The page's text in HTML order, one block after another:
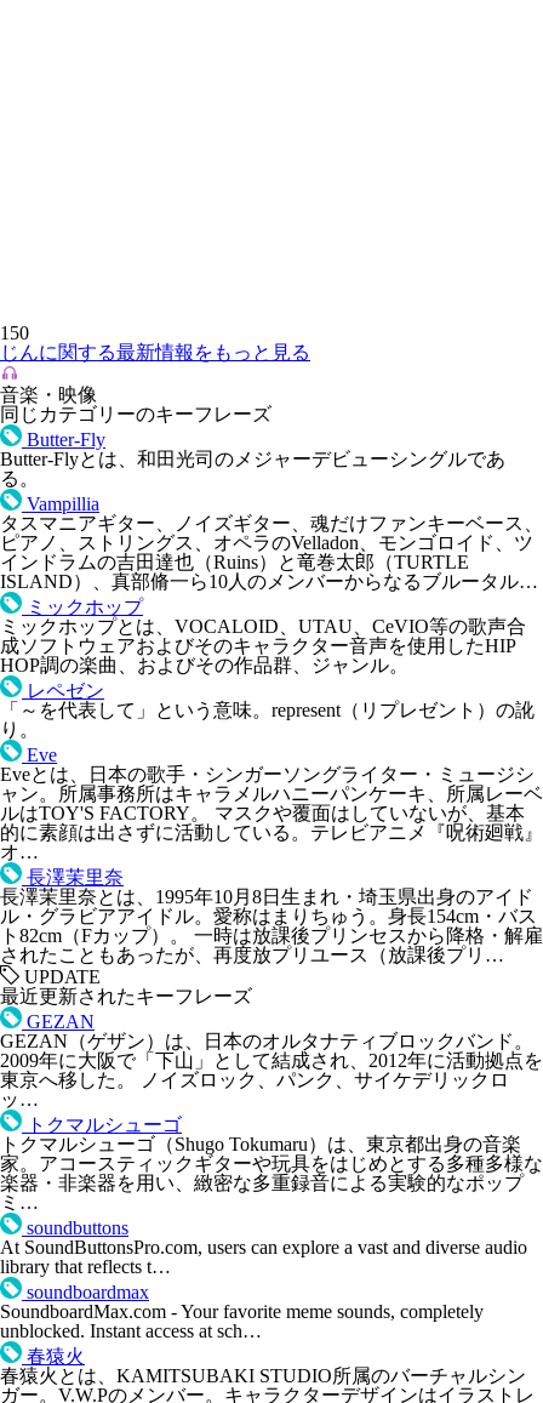
150
じんに関する最新情報をもっと見る
音楽・映像
同じカテゴリーのキーフレーズ
Butter-Fly
Butter-Flyとは、和田光司のメジャーデビューシングルであ
る。
Vampillia
タスマニアギター、ノイズギター、魂だけファンキーベース、
ピアノ、ストリングス、オペラのVelladon、モンゴロイド、ツ
インドラムの吉田達也（Ruins）と竜巻太郎（TURTLE
ISLAND）、真部脩一ら10人のメンバーからなるブルータル…
ミックホップ
ミックホップとは、VOCALOID、UTAU、CeVIO等の歌声合
成ソフトウェアおよびそのキャラクター音声を使用したHIP
HOP調の楽曲、およびその作品群、ジャンル。
レペゼン
「～を代表して」という意味。represent（リプレゼント）の訛
り。
Eve
Eveとは、日本の歌手・シンガーソングライター・ミュージシ
ャン。所属事務所はキャラメルハニーパンケーキ、所属レーベ
ルはTOY'S FACTORY。 マスクや覆面はしていないが、基本
的に素顔は出さずに活動している。テレビアニメ『呪術廻戦』
オ…
長澤茉里奈
長澤茉里奈とは、1995年10月8日生まれ・埼玉県出身のアイド
ル・グラビアアイドル。愛称はまりちゅう。身長154cm・バス
ト82cm（Fカップ）。 一時は放課後プリンセスから降格・解雇
されたこともあったが、再度放プリユース（放課後プリ…
UPDATE
最近更新されたキーフレーズ
GEZAN
GEZAN（ゲザン）は、日本のオルタナティブロックバンド。
2009年に大阪で「下山」として結成され、2012年に活動拠点を
東京へ移した。 ノイズロック、パンク、サイケデリックロ
ッ…
トクマルシューゴ
トクマルシューゴ（Shugo Tokumaru）は、東京都出身の音楽
家。アコースティックギターや玩具をはじめとする多種多様な
楽器・非楽器を用い、緻密な多重録音による実験的なポップ
ミ…
soundbuttons
At SoundButtonsPro.com, users can explore a vast and diverse audio
library that reflects t…
soundboardmax
SoundboardMax.com - Your favorite meme sounds, completely
unblocked. Instant access at sch…
春猿火
春猿火とは、KAMITSUBAKI STUDIO所属のバーチャルシン
ガー。V.W.Pのメンバー。キャラクターデザインはイラストレ